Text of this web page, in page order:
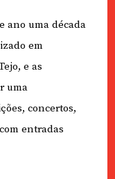
ano uma década
em
e as
uma
concertos,
entradas